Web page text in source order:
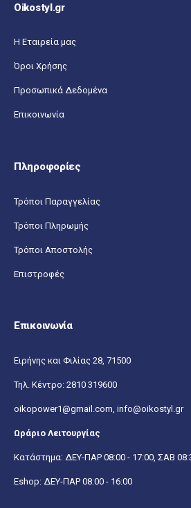
Oikostyl.gr
Η Εταιρεία μας
Όροι Χρήσης
Προσωπικά Δεδομένα
Επικοινωνία
Πληροφορίες
Τρόποι Παραγγελίας
Τρόποι Πληρωμής
Τρόποι Αποστολής
Επιστροφές
Επικοινωνία
Ειρήνης και Φιλίας 28, 71500
Τηλ. Κέντρο: 2810 319600
oikopower1@gmail.com, info@oikostyl.gr
Ωράριο Λειτουργίας
Κατάστημα: ΔΕΥ-ΠΑΡ 08:00 - 17:00, ΣΑΒ
Eshop: ΔΕΥ-ΠΑΡ 08:00 - 16:00